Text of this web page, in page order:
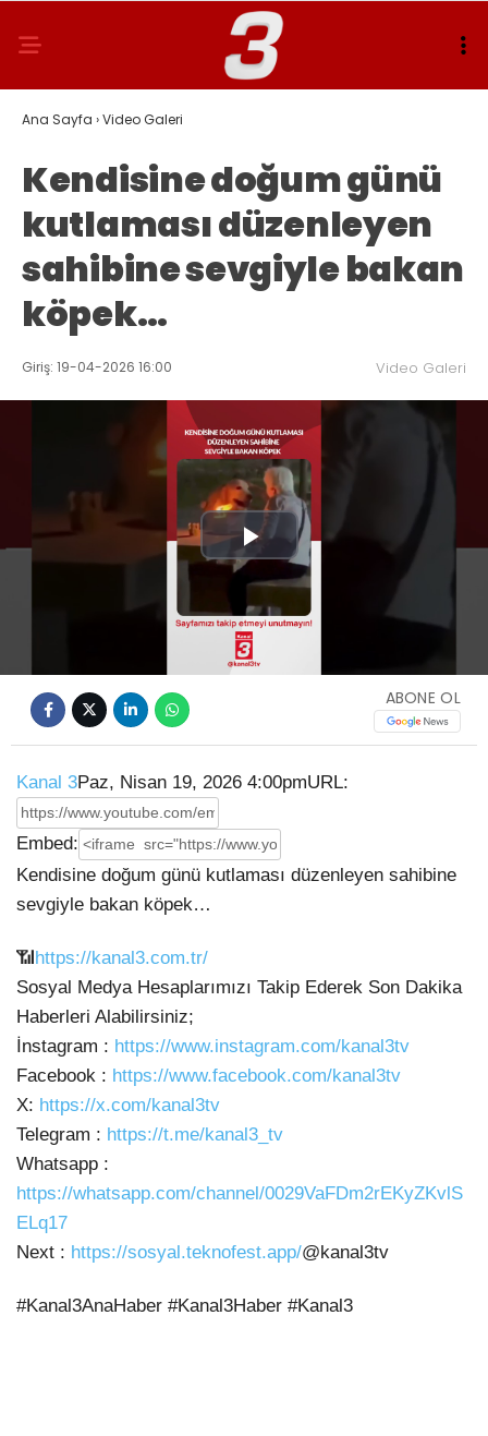
Ana Sayfa ›Video Galeri
Kendisine doğum günü
kutlaması düzenleyen
sahibine sevgiyle bakan
köpek…
Giriş: 19-04-2026 16:00 Video Galeri
Play
Video
ABONE OL
Kanal 3Paz, Nisan 19, 2026 4:00pmURL:
Embed:
Kendisine doğum günü kutlaması düzenleyen sahibine
sevgiyle bakan köpek…
📶https://kanal3.com.tr/
Sosyal Medya Hesaplarımızı Takip Ederek Son Dakika
Haberleri Alabilirsiniz;
İnstagram : https://www.instagram.com/kanal3tv
Facebook : https://www.facebook.com/kanal3tv
X: https://x.com/kanal3tv
Telegram : https://t.me/kanal3_tv
Whatsapp :
https://whatsapp.com/channel/0029VaFDm2rEKyZKvlS
ELq17
Next : https://sosyal.teknofest.app/@kanal3tv
#Kanal3AnaHaber #Kanal3Haber #Kanal3